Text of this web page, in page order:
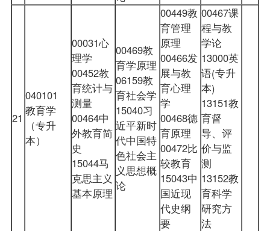
21
040101
教育学
（专升
本）
00031心
理学
00452教
育统计与
测量
00464中
外教育简
史
15044马
克思主义
基本原理
00469教
育学原理
06159教
育社会学
15040习
近平新时
代中国特
色社会主
义思想概
论
00449教
育管理
原理
00466发
展与教
育心理
学
00468德
育原理
00472比
较教育
15043中
国近现
代史纲
要
00467课
程与教
学论
13000英
语(专升
本)
13151教
育督
导、评
价与监
测
13152教
育科学
研究方
法